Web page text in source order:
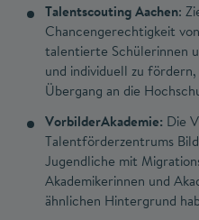
Talentscouting Aachen:
Chancengerechtigkeit
talentierte Schülerinnen
und individuell zu
Übergang an die
VorbilderAkademie: Die
Talentförderzentrums
Jugendliche mit
Akademikerinnen und
ähnlichen Hintergrund